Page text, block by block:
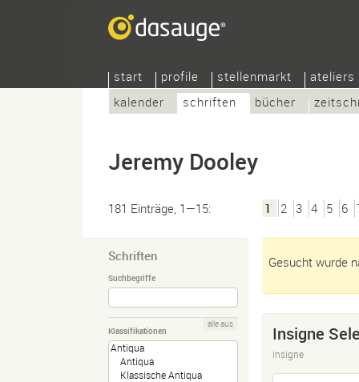
start profile stellenmarkt ateliers
kalender
schriften bücher
Jeremy Dooley
181 Einträge, 1—15: 1 2 3 4 5 6
Schriften
Suchbegriffe
Klassifikationen
alle aus
Gesucht wurde
Insigne
insigne